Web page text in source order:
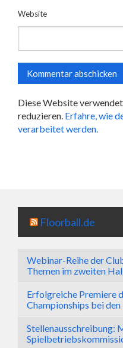
Website
Diese Website
reduzieren. Erfahre, wie
verarbeitet werden.
Floorball.de
Webinar-Reihe der
Themen im zweiten
Erfolgreiche Premiere
Championships bei
Stellenausschreibung: